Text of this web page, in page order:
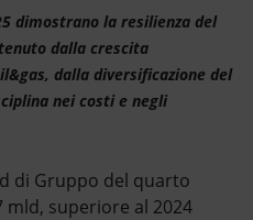
dimostrano la resilienza del
dalla crescita
dalla diversificazione del
nei costi e negli
di Gruppo del quarto
mld, superiore al 2024